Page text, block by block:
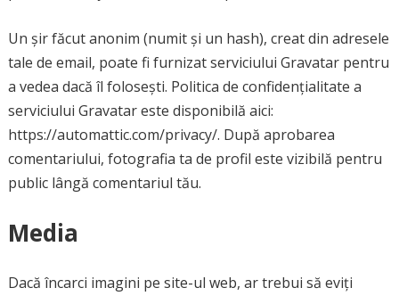
Un șir făcut anonim (numit și un hash), creat din adresele
tale de email, poate fi furnizat serviciului Gravatar pentru
a vedea dacă îl folosești. Politica de confidențialitate a
serviciului Gravatar este disponibilă aici:
https://automattic.com/privacy/. După aprobarea
comentariului, fotografia ta de profil este vizibilă pentru
public lângă comentariul tău.
Media
Dacă încarci imagini pe site-ul web, ar trebui să eviți